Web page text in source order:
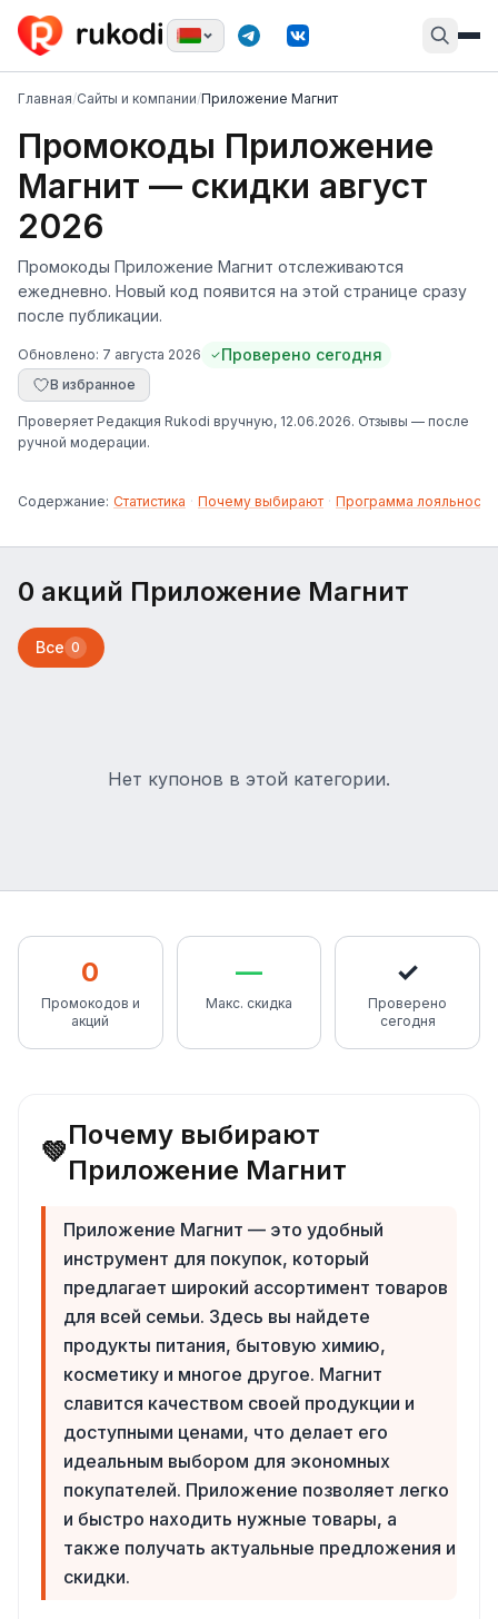
Главная/Сайты и компании/Приложение Магнит
Промокоды Приложение
Магнит — скидки август
2026
Промокоды Приложение Магнит отслеживаются
ежедневно. Новый код появится на этой странице сразу
после публикации.
Обновлено: 7 августа 2026 Проверено сегодня
В избранное
Проверяет Редакция Rukodi вручную, 12.06.2026. Отзывы — после
ручной модерации.
Содержание: Статистика · Почему выбирают · Программа лояльности
0 акций Приложение Магнит
Все 0
Нет купонов в этой категории.
0
Промокодов и
акций
—
Макс. скидка
✓
Проверено
сегодня
💚
Почему выбирают
Приложение Магнит
Приложение Магнит — это удобный
инструмент для покупок, который
предлагает широкий ассортимент товаров
для всей семьи. Здесь вы найдете
продукты питания, бытовую химию,
косметику и многое другое. Магнит
славится качеством своей продукции и
доступными ценами, что делает его
идеальным выбором для экономных
покупателей. Приложение позволяет легко
и быстро находить нужные товары, а
также получать актуальные предложения и
скидки.